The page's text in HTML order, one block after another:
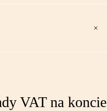
VAT na koncie